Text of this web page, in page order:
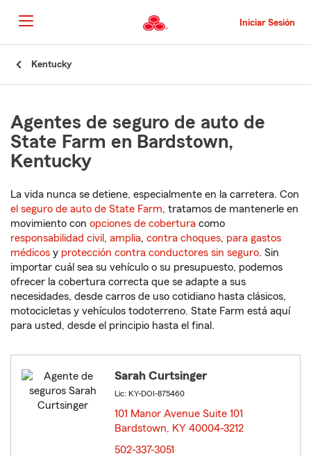
al
contenido
principal
Iniciar Sesión
Kentucky
Agentes de seguro de auto de
State Farm en Bardstown,
Kentucky
La vida nunca se detiene, especialmente en la carretera. Con
el seguro de auto de State Farm, tratamos de mantenerle en
movimiento con opciones de cobertura como
responsabilidad civil , amplia, contra choques, para gastos
médicos y protección contra conductores sin seguro. Sin
importar cuál sea su vehículo o su presupuesto, podemos
ofrecer la cobertura correcta que se adapte a sus
necesidades, desde carros de uso cotidiano hasta clásicos,
motocicletas y vehículos todoterreno. State Farm está aquí
para usted, desde el principio hasta el final.
Sarah Curtsinger
Lic: KY-DOI-875460
101 Manor Avenue Suite 101
Bardstown, KY 40004-3212
502-337-3051